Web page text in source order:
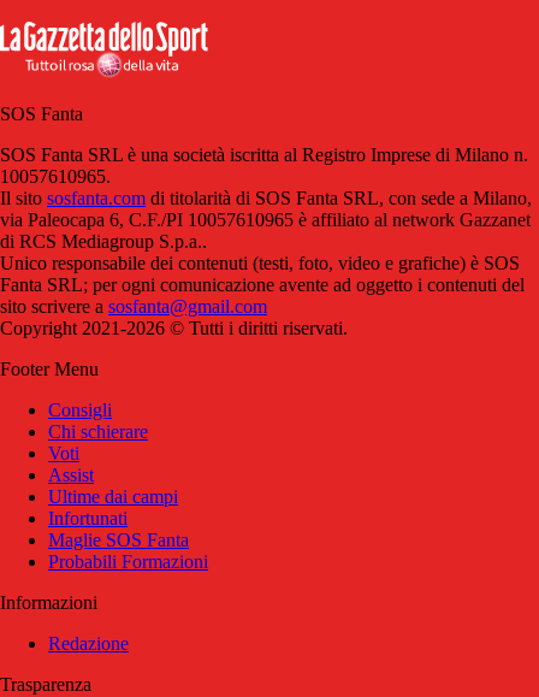
SOS Fanta
SOS Fanta SRL è una società iscritta al Registro Imprese di Milano n.
10057610965.
Il sito sosfanta.com di titolarità di SOS Fanta SRL, con sede a Milano,
via Paleocapa 6, C.F./PI 10057610965 è affiliato al network Gazzanet
di RCS Mediagroup S.p.a..
Unico responsabile dei contenuti (testi, foto, video e grafiche) è SOS
Fanta SRL; per ogni comunicazione avente ad oggetto i contenuti del
sito scrivere a sosfanta@gmail.com
Copyright 2021-2026 © Tutti i diritti riservati.
Footer Menu
Consigli
Chi schierare
Voti
Assist
Ultime dai campi
Infortunati
Maglie SOS Fanta
Probabili Formazioni
Informazioni
Redazione
Trasparenza